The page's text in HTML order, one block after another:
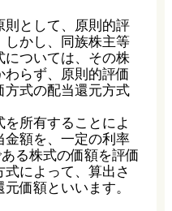
則として、原則的評
しかし、同族株主等
については、その株
らず、原則的評価
方式の配当還元方式
所有することによ
金額を、一定の利率
る株式の価額を評価
によって、算出さ
価額といいます。